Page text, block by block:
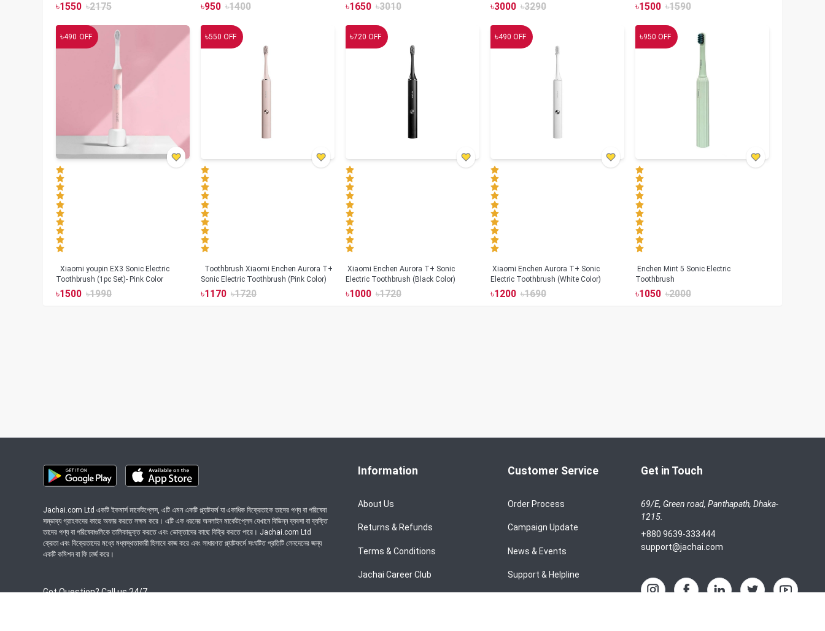
৳1550 ৳2175 ৳950 ৳1400 ৳1650 ৳3010 ৳3000 ৳3290 ৳1500 ৳1590
৳490 OFF
Toothbrush (1pc Set)- Pink Color
৳1500 ৳1990
৳550 OFF
Toothbrush Xiaomi Enchen Aurora T+
Sonic Electric Toothbrush (Pink Color)
৳1170 ৳1720
৳720 OFF
Xiaomi Enchen Aurora T+ Sonic
Electric Toothbrush (Black Color)
৳1000 ৳1720
৳490 OFF
Xiaomi Enchen Aurora T+ Sonic
Electric Toothbrush (White Color)
৳1200 ৳1690
৳950 OFF
Enchen Mint 5 Sonic Electric
Toothbrush
৳1050 ৳2000
Jachai.com Ltd একটি ইকমার্স মার্কেটপ্লেস, এটি এমন একটি প্ল্যাটফর্ম যা একাধিক বিক্রেতাকে তাদের পণ্য বা পরিষেবা
সম্ভাব্য গ্রাহকদের কাছে অফার করতে সক্ষম করে। এটি এক ধরনের অনলাইন মার্কেটপ্লেস যেখানে বিভিন্ন ব্যবসা বা ব্যক্তি
তাদের পণ্য বা পরিষেবাগুলিকে তালিকাভুক্ত করতে এবং ভোক্তাদের কাছে বিক্রি করতে পারে। Jachai.com Ltd
ক্রেতা এবং বিক্রেতাদের মধ্যে মধ্যস্থতাকারী হিসাবে কাজ করে এবং সাধারণত প্ল্যাটফর্মে সংঘটিত প্রতিটি লেনদেনের জন্য
একটি কমিশন বা ফি চার্জ করে।
Got Question? Call us 24/7
Information
About Us
Returns & Refunds
Terms & Conditions
Jachai Career Club
Customer Service
Order Process
Campaign Update
News & Events
Support & Helpline
Get in Touch
69/E, Green road, Panthapath, Dhaka-
1215.
+880 9639-333444
support@jachai.com